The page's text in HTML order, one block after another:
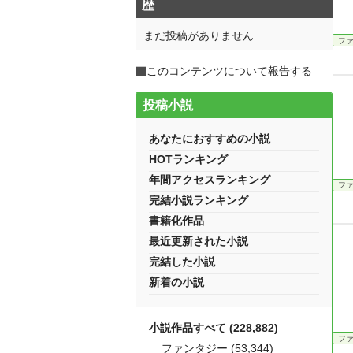
フ
フ
フ
歴
まだ投稿がありません
このコンテンツについて報告する
投稿小説
あなたにおすすめの小説
HOTランキング
年間アクセスランキング
完結小説ランキング
書籍化作品
最近更新された小説
完結した小説
新着の小説
小説作品すべて (228,882)
ファンタジー (53,344)